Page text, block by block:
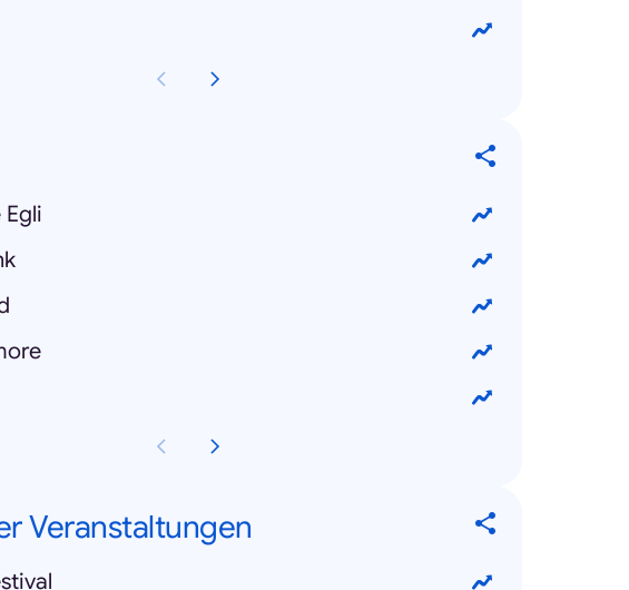
Veranstaltungen